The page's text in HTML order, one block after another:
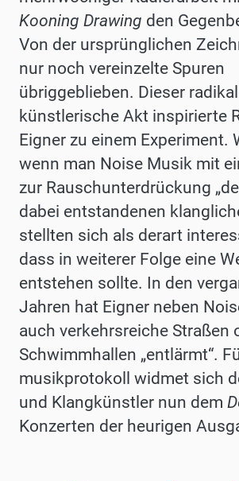
Kooning Drawing den
Von der ursprünglichen
nur noch vereinzelte Spuren
übriggeblieben. Dieser
künstlerische Akt inspirierte
Eigner zu einem Experiment.
wenn man Noise Musik mit
zur Rauschunterdrückung
dabei entstandenen
stellten sich als derart
dass in weiterer Folge eine
entstehen sollte. In den
Jahren hat Eigner neben
auch verkehrsreiche Straßen
Schwimmhallen „entlärmt“.
musikprotokoll widmet sich
und Klangkünstler nun dem
Konzerten der heurigen